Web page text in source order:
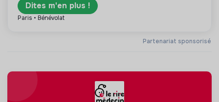
Partenariat sponsorisé
Dites m'en plus !
Paris • Bénévolat